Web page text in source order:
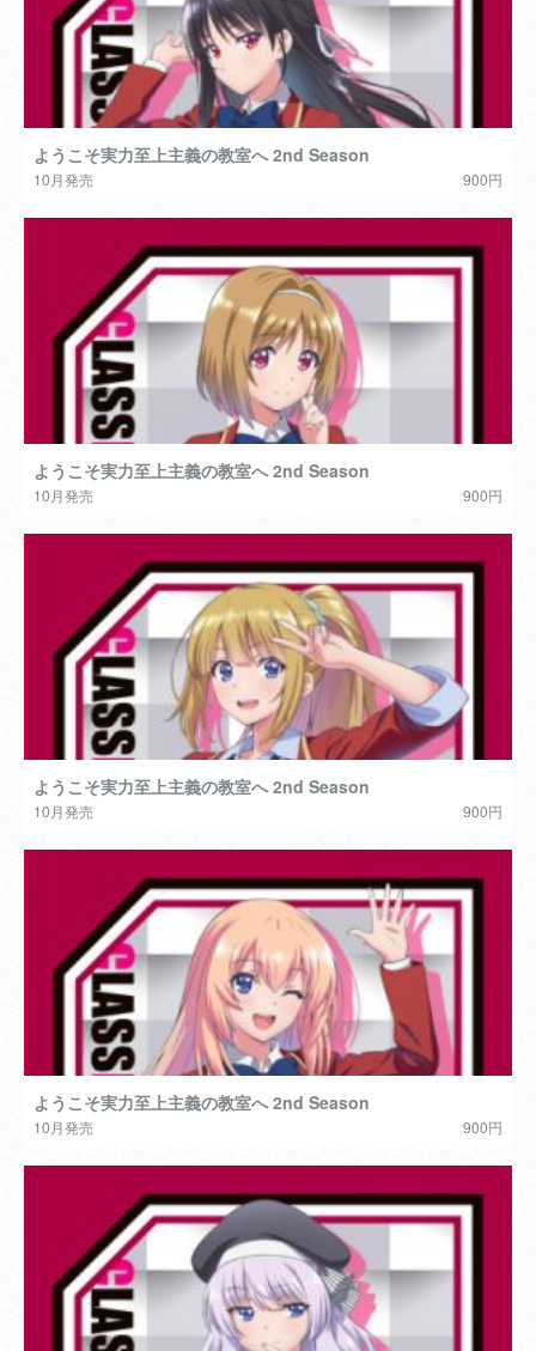
ようこそ実力至上主義の教室へ 2nd Season
10月発売 900円
ようこそ実力至上主義の教室へ 2nd Season
10月発売 900円
ようこそ実力至上主義の教室へ 2nd Season
10月発売 900円
ようこそ実力至上主義の教室へ 2nd Season
10月発売 900円